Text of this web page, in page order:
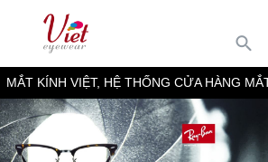
MẮT KÍNH VIỆT, HỆ THỐNG CỬA HÀNG